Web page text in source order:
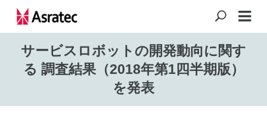
サービスロボットの開発動向に関す
る 調査結果（2018年第1四半期版）
を発表